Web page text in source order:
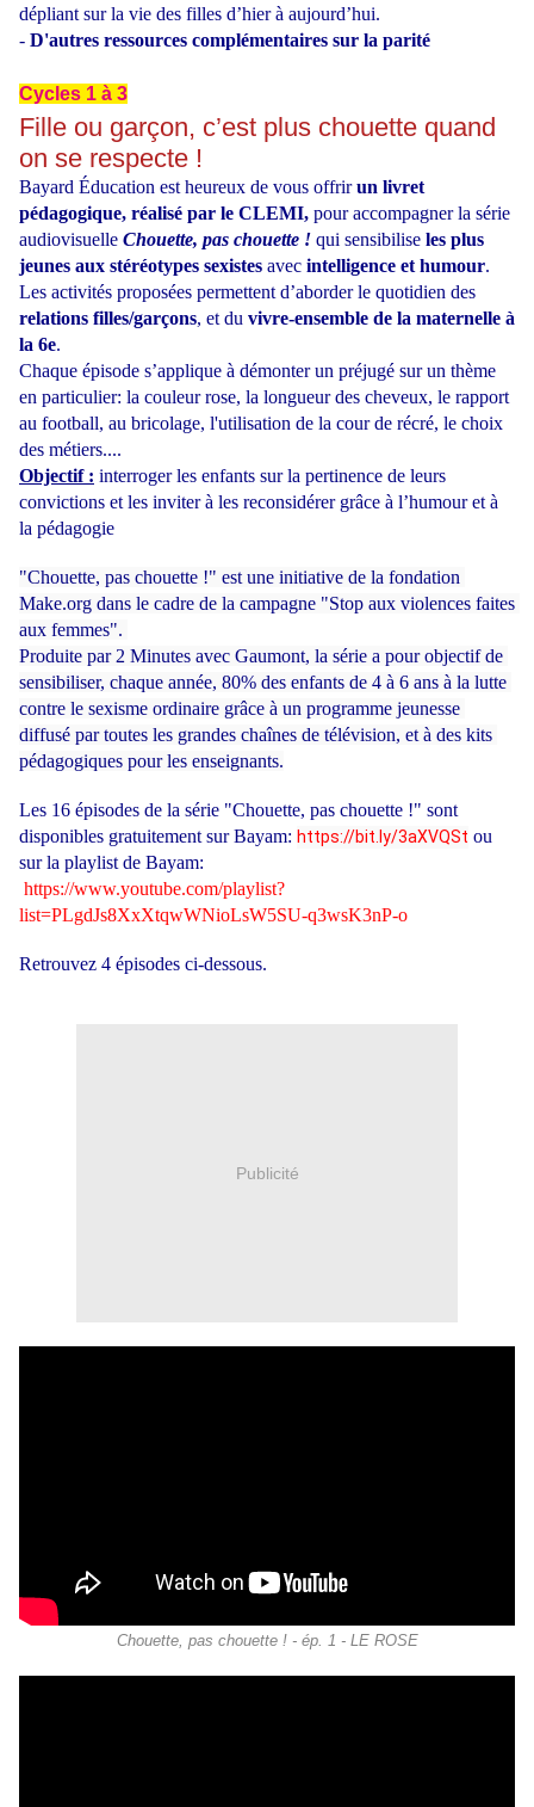
dépliant sur la vie des filles d’hier à aujourd’hui.
- D'autres ressources complémentaires sur la parité
Cycles 1 à 3
Fille ou garçon, c’est plus chouette quand
on se respecte !
Bayard Éducation est heureux de vous offrirun livret
pédagogique, réalisé par le CLEMI, pour accompagner la série
audiovisuelle Chouette, pas chouette ! qui sensibilise les plus
jeunes aux stéréotypes sexistes avec intelligence et humour.
Les activités proposées permettent d’aborder le quotidien des
relations filles/garçons, et du vivre-ensemble de la maternelle à
la 6e.
Chaque épisode s’applique à démonter un préjugé sur un thème
en particulier: la couleur rose, la longueur des cheveux, le rapport
au football, au bricolage, l'utilisation de la cour de récré, le choix
des métiers....
Objectif : interroger les enfants sur la pertinence de leurs
convictions et les inviter à les reconsidérer grâce à l’humour et à
la pédagogie
"Chouette, pas chouette !" est une initiative de la fondation
Make.org dans le cadre de la campagne "Stop aux violences faites
aux femmes".
Produite par 2 Minutes avec Gaumont, la série a pour objectif de
sensibiliser, chaque année, 80% des enfants de 4 à 6 ans à la lutte
contre le sexisme ordinaire grâce à un programme jeunesse
diffusé par toutes les grandes chaînes de télévision, et à des kits
pédagogiques pour les enseignants.
Les 16 épisodes de la série "Chouette, pas chouette !" sont
disponibles gratuitement sur Bayam: https://bit.ly/3aXVQSt ou
sur la playlist de Bayam:
https://www.youtube.com/playlist?
list=PLgdJs8XxXtqwWNioLsW5SU-q3wsK3nP-o
Retrouvez 4 épisodes ci-dessous.
Publicité
Chouette, pas chouette ! - ép. 1 - LE ROSE